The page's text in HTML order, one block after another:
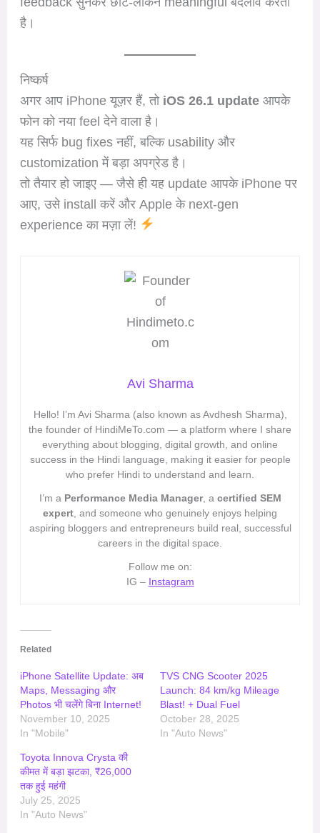
है।
निष्कर्ष
अगर आप iPhone यूज़र हैं, तो iOS 26.1 updateआपके
फोन को नया feel देने वाला है।
यह सिर्फ bug fixes नहीं, बल्कि usability और
customization में बड़ा अपग्रेड है।
तो तैयार हो जाइए — जैसे ही यह update आपके iPhone पर
आए, उसे install करें और Apple के next-gen
experience का मज़ा लें!
Avi Sharma
Hello! I’m Avi Sharma (also known as Avdhesh Sharma),
the founder of HindiMeTo.com — a platform where I share
everything about blogging, digital growth, and online
success in the Hindi language, making it easier for people
who prefer Hindi to understand and learn.
I’m a Performance Media Manager, a certified SEM
expert, and someone who genuinely enjoys helping
aspiring bloggers and entrepreneurs build real, successful
careers in the digital space.
Follow me on:
IG – Instagram
Related
iPhone Satellite Update: अब
Maps, Messaging और
Photos भी चलेंगे बिना Internet!
November 10, 2025
In "Mobile"
TVS CNG Scooter 2025
Launch: 84 km/kg Mileage
Blast! + Dual Fuel
October 28, 2025
In "Auto News"
Toyota Innova Crysta की
कीमत में बड़ा झटका, ₹26,000
तक हुई महंगी
July 25, 2025
In "Auto News"